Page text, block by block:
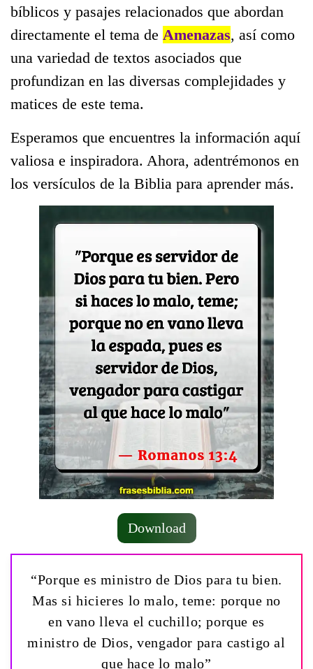
bíblicos y pasajes relacionados que abordan
directamente el tema de Amenazas, así como
una variedad de textos asociados que
profundizan en las diversas complejidades y
matices de este tema.
Esperamos que encuentres la información aquí
valiosa e inspiradora. Ahora, adentrémonos en
los versículos de la Biblia para aprender más.
Download
“Porque es ministro de Dios para tu bien.
Mas si hicieres lo malo, teme: porque no
en vano lleva el cuchillo; porque es
ministro de Dios, vengador para castigo al
que hace lo malo”